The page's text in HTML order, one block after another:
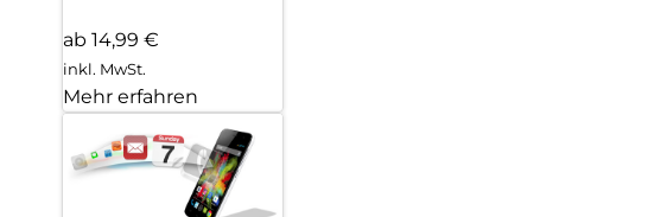
ab 14,99 €
inkl. MwSt.
Mehr erfahren